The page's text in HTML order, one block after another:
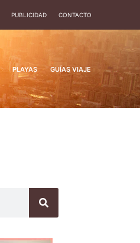
PUBLICIDAD CONTACTO
PLAYAS GUÍAS VIAJE